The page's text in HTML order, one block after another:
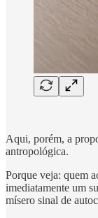
Aqui, porém, a
antropológica.
Porque veja: quem
imediatamente um
mísero sinal de